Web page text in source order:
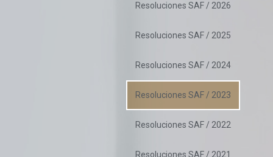
Resoluciones SAF / 2026
Resoluciones SAF / 2025
Resoluciones SAF / 2024
Resoluciones SAF / 2023
Resoluciones SAF / 2022
Resoluciones SAF / 2021